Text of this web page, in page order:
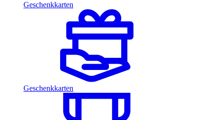
Geschenkkarten
Geschenkkarten